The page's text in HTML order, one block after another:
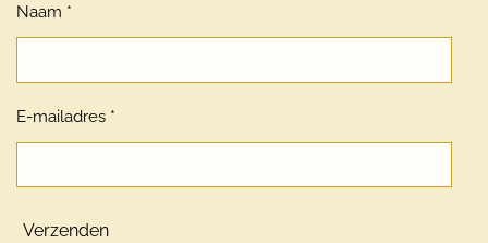
Naam *
E-mailadres *
Verzenden